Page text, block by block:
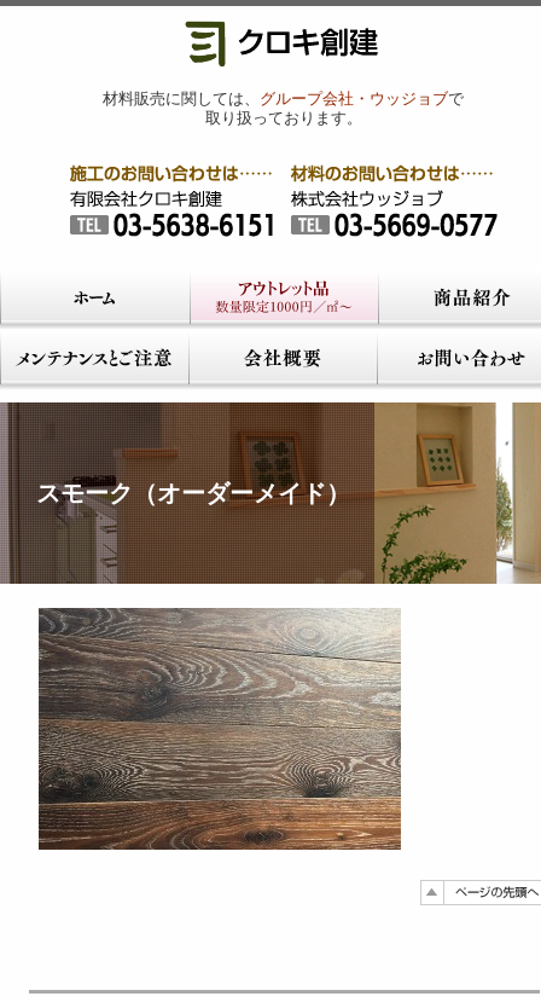
材料販売に関しては、 グループ会社・ウッジョブで
取り扱っております。
スモーク（オーダーメイド）